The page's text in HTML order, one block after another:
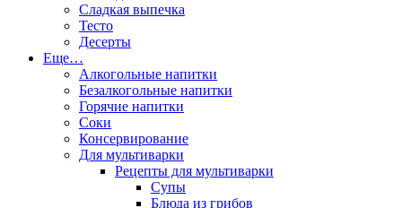
Сладкая выпечка
Тесто
Десерты
Еще…
Алкогольные напитки
Безалкогольные напитки
Горячие напитки
Соки
Консервирование
Для мультиварки
Рецепты для мультиварки
Супы
Блюда из грибов